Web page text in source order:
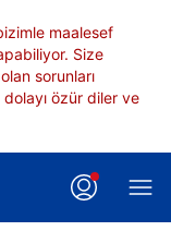
maalesef
Size
sorunları
dolayı özür diler ve